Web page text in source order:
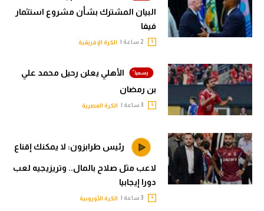
البيان المشترك بشأن مشروع استثمار
فيفا
الكرة الإفريقية
الأهلي يعلن رحيل محمد علي
بن رمضان
الكرة المصرية
رئيس طرابزون: لا يمكنك إقناع
لاعب مثل صلاح بالمال.. وتريزيجيه لعب
دورا إيجابيا
الكرة الأوروبية